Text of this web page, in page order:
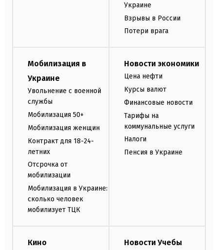
Украине
Взрывы в России
Потери врага
Мобилизация в
Украине
Увольнение с военной
службы
Мобилизация 50+
Мобилизация женщин
Контракт для 18-24-
летних
Отсрочка от
мобилизации
Мобилизация в Украине:
сколько человек
мобилизует ТЦК
Новости экономики
Цена нефти
Курсы валют
Финансовые новости
Тарифы на
коммунальные услуги
Налоги
Пенсия в Украине
Кино Новости Учебы